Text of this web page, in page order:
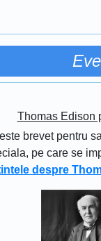
Thomas Edison
brevet pentru
pe care se
despre